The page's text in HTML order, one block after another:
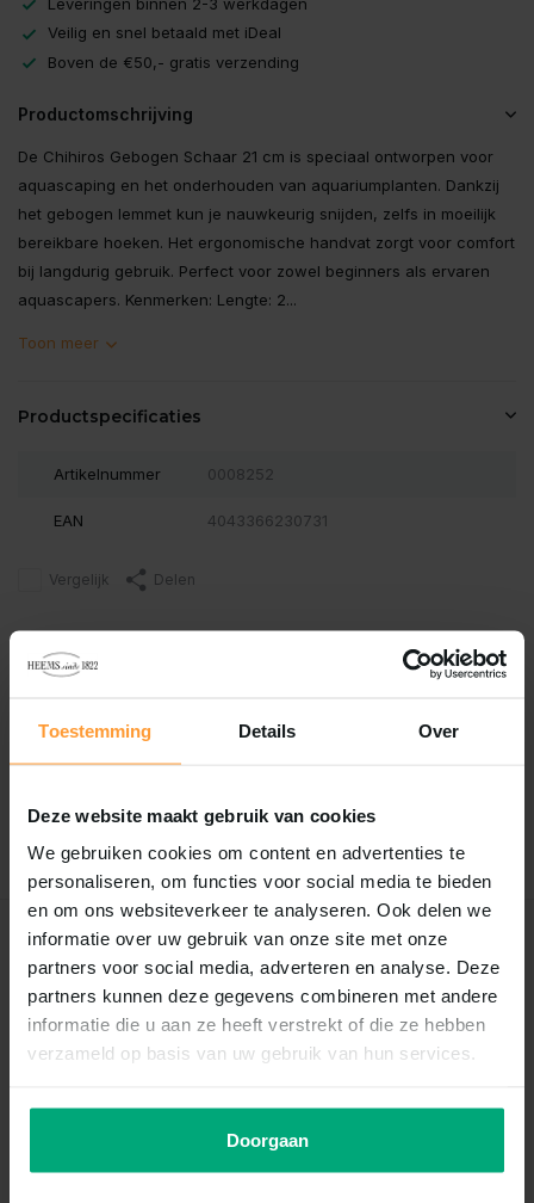
Toestemming Details Over
Deze website maakt gebruik van cookies
We gebruiken cookies om content en advertenties te
personaliseren, om functies voor social media te bieden
en om ons websiteverkeer te analyseren. Ook delen we
informatie over uw gebruik van onze site met onze
partners voor social media, adverteren en analyse. Deze
partners kunnen deze gegevens combineren met andere
informatie die u aan ze heeft verstrekt of die ze hebben
verzameld op basis van uw gebruik van hun services.
Doorgaan
Veilig en snel betaald met iDeal
Boven de €50,- gratis verzending
Productomschrijving
De Chihiros Gebogen Schaar 21 cm is speciaal ontworpen voor
aquascaping en het onderhouden van aquariumplanten. Dankzij
het gebogen lemmet kun je nauwkeurig snijden, zelfs in moeilijk
bereikbare hoeken. Het ergonomische handvat zorgt voor comfort
bij langdurig gebruik. Perfect voor zowel beginners als ervaren
aquascapers. Kenmerken: Lengte: 2...
Toon meer
Productspecificaties
Artikelnummer 0008252
EAN 4043366230731
Vergelijk Delen
Reviews
0/ Based on 0 reviews
Recent bekeken